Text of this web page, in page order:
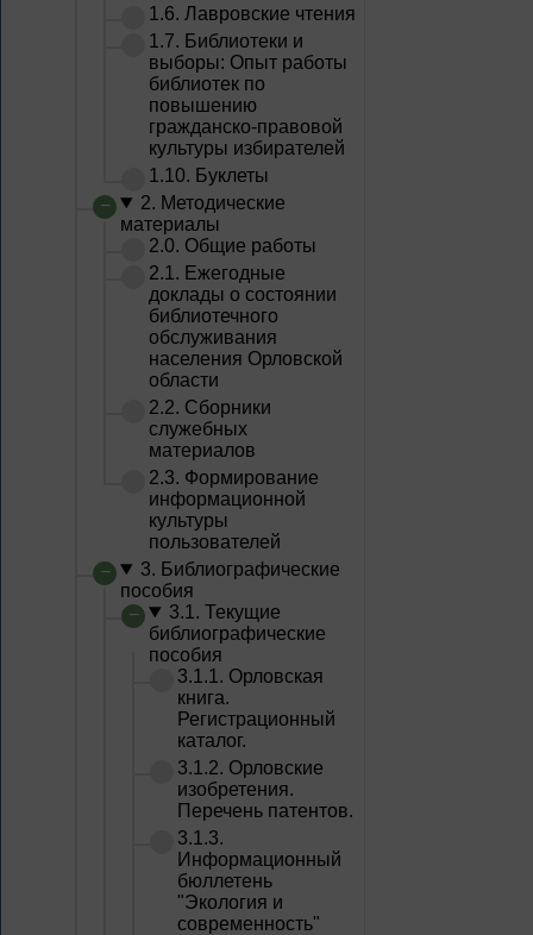
1.6. Лавровские чтения
1.7. Библиотеки и
выборы: Опыт работы
библиотек по
повышению
гражданско-правовой
культуры избирателей
1.10. Буклеты
2. Методические
материалы
2.0. Общие работы
2.1. Ежегодные
доклады о состоянии
библиотечного
обслуживания
населения Орловской
области
2.2. Сборники
служебных
материалов
2.3. Формирование
информационной
культуры
пользователей
3. Библиографические
пособия
3.1. Текущие
библиографические
пособия
3.1.1. Орловская
книга.
Регистрационный
каталог.
3.1.2. Орловские
изобретения.
Перечень патентов.
3.1.3.
Информационный
бюллетень
"Экология и
современность"